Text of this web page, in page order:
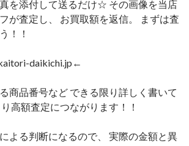
を添付して送るだけ☆ その画像を当店
が査定し、 お買取額を返信。 まずは査
！！
daikichi.jp←
商品番号など できる限り詳しく書いて
高額査定につながります！！
よる判断になるので、 実際の金額と異